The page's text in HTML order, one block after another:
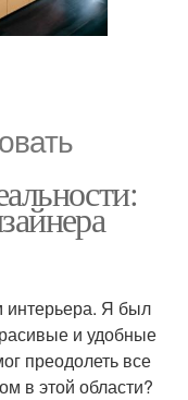
интерьера. Я был
и удобные
преодолеть все
в этой области?